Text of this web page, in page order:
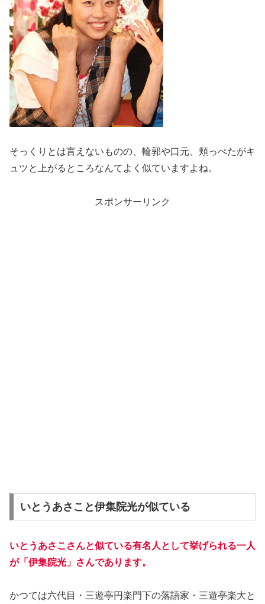
そっくりとは言えないものの、輪郭や口元、頬っぺたがキ
ュツと上がるところなんてよく似ていますよね。
スポンサーリンク
いとうあさこと伊集院光が似ている
いとうあさこさんと似ている有名人として挙げられる一人
が「伊集院光」さんであります。
かつては六代目・三遊亭円楽門下の落語家・三遊亭楽大と